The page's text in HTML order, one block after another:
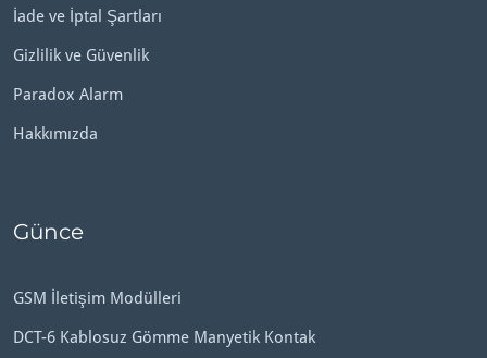
İade ve İptal Şartları
Gizlilik ve Güvenlik
Paradox Alarm
Hakkımızda
Günce
GSM İletişim Modülleri
DCT-6 Kablosuz Gömme Manyetik Kontak